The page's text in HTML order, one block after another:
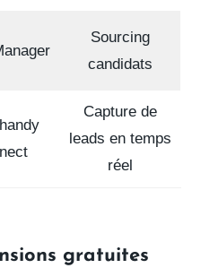
Sourcing
candidats
Capture de
leads en temps
réel
gratuites